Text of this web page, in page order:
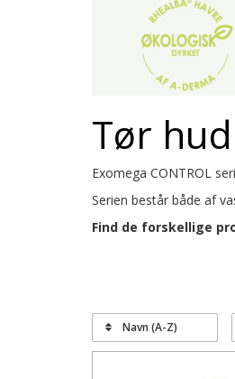
Tør
Exomega CONTROL
Serien består både af
Find de forskellige
Navn (A-Z)